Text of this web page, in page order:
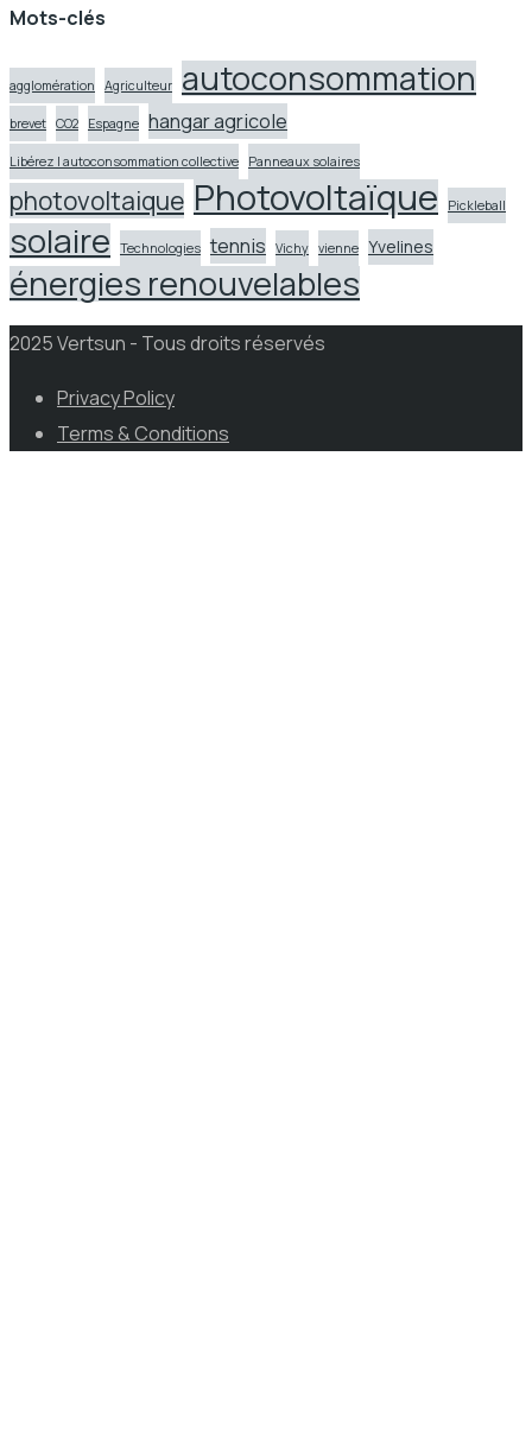
Mots-clés
agglomération Agriculteur autoconsommation
brevet CO2 Espagne hangar agricole
Libérez l autoconsommation collective Panneaux solaires
photovoltaique Photovoltaïque Pickleball
solaire Technologies tennis Vichy vienne Yvelines
énergies renouvelables
2025 Vertsun - Tous droits réservés
Privacy Policy
Terms & Conditions